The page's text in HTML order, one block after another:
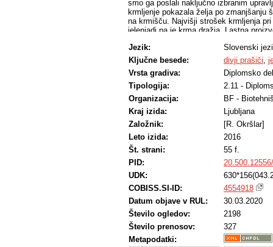
smo ga poslali naključno izbranim
krmljenje pokazala želja po
na krmišču. Najvišji strošek krmljenja
jelenjadi pa je krma dražja. Lastna
EUR/uplenjenega prašiča, pri jelenjadi
EUR/uplenjenega jelena za
poglablja. Poleg tega je pregled
namena. Ob naglem povečevanju škod
ko je nujno poiskati nov, primernejši
Jezik:
Slovenski
Ključne besede:
divji prašiči,
Vrsta gradiva:
Diplomsko
Tipologija:
2.11 -
Organizacija:
BF -
Kraj izida:
Ljubljana
Založnik:
[R. Okršlar]
Leto izida:
2016
Št. strani:
55 f.
PID:
UDK:
COBISS.SI-ID:
4554918
Datum objave v RUL:
30.03.2020
Število ogledov:
2198
Število prenosov:
327
Metapodatki: